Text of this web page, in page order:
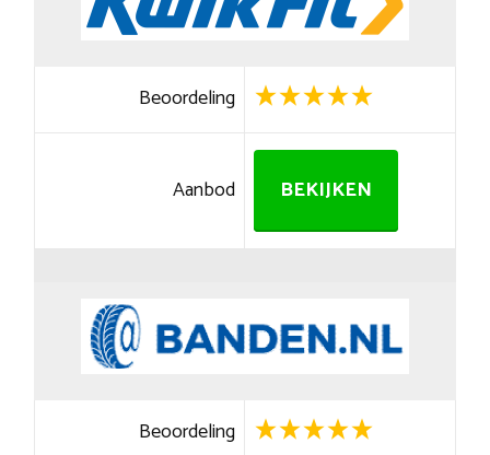
Beoordeling
Aanbod BEKIJKEN
Beoordeling